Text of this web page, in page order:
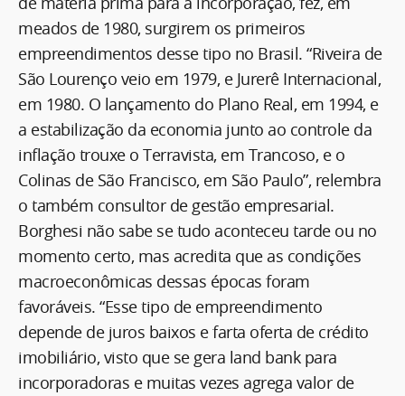
meados de 1980, surgirem os primeiros
empreendimentos desse tipo no Brasil. “Riveira de
São Lourenço veio em 1979, e Jurerê Internacional,
em 1980. O lançamento do Plano Real, em 1994, e
a estabilização da economia junto ao controle da
inflação trouxe o Terravista, em Trancoso, e o
Colinas de São Francisco, em São Paulo”, relembra
o também consultor de gestão empresarial.
Borghesi não sabe se tudo aconteceu tarde ou no
momento certo, mas acredita que as condições
macroeconômicas dessas épocas foram
favoráveis. “Esse tipo de empreendimento
depende de juros baixos e farta oferta de crédito
imobiliário, visto que se gera land bank para
incorporadoras e muitas vezes agrega valor de